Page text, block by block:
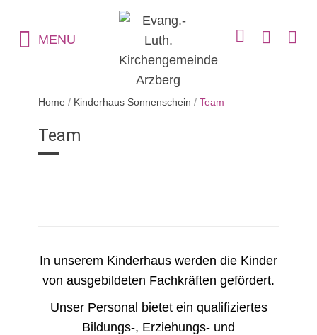
MENU
Home / Kinderhaus Sonnenschein /Team
Team
In unserem Kinderhaus werden die Kinder
von ausgebildeten Fachkräften gefördert.
Unser Personal bietet ein qualifiziertes
Bildungs-, Erziehungs- und